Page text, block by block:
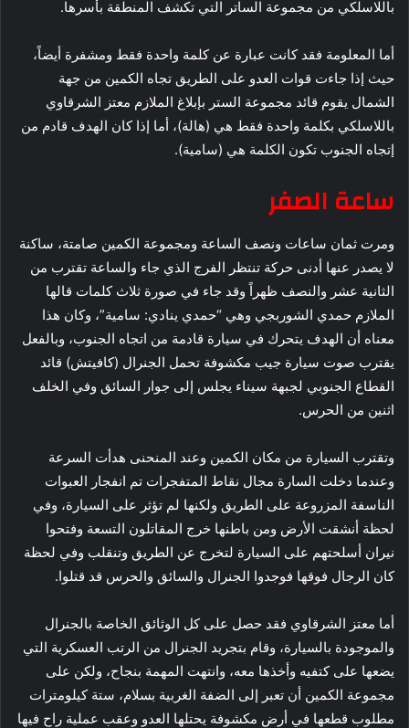
باللاسلكي من مجموعة الساتر التي تكشف المنطقة بأسرها.
أما المعلومة فقد كانت عبارة عن كلمة واحدة فقط ومشفرة أيضاً،
حيث إذا جاءت قوات العدو على الطريق تجاه الكمين من جهة
الشمال يقوم قائد مجموعة الستر بإبلاغ الملازم معتز الشرقاوي
باللاسلكي بكلمة واحدة فقط هي (هالة)، أما إذا كان الهدف قادم من
إتجاه الجنوب تكون الكلمة هي (سامية).
ساعة الصفر
ومرت ثمان ساعات ونصف الساعة ومجموعة الكمين صامتة، ساكنة
لا يصدر عنها أدنى حركة تنتظر الفرج الذي جاء والساعة تقترب من
الثانية عشر والنصف ظهراً وقد جاء في صورة ثلاث كلمات قالها
الملازم حمدي الشوربجي وهي “حمدي ينادي: سامية”، وكان هذا
معناه أن الهدف يتحرك في سيارة قادمة من اتجاه الجنوب، وبالفعل
يقترب صوت سيارة جيب مكشوفة تحمل الجنرال (كافيتش) قائد
القطاع الجنوبي لجبهة سيناء يجلس إلى جوار السائق وفي الخلف
اثنين من الحرس.
وتقترب السيارة من مكان الكمين وعند المنحنى هدأت السرعة
وعندما دخلت السارة مجال نقاط المتفجرات تم انفجار العبوات
الناسفة المزروعة على الطريق ولكنها لم تؤثر على السيارة، وفي
لحظة أنشقت الأرض ومن باطنها خرج المقاتلون التسعة وفتحوا
نيران أسلحتهم على السيارة لتخرج عن الطريق وتنقلب وفي لحظة
كان الرجال فوقها فوجدوا الجنرال والسائق والحرس قد قتلوا.
أما معتز الشرقاوي فقد حصل على كل الوثائق الخاصة بالجنرال
والموجودة بالسيارة، وقام بتجريد الجنرال من الرتب العسكرية التي
يضعها على كتفيه وأخذها معه، وانتهت المهمة بنجاح، ولكن على
مجموعة الكمين أن تعبر إلى الضفة الغربية بسلام، ستة كيلومترات
مطلوب قطعها في أرض مكشوفة يحتلها العدو وعقب عملية راح فيها